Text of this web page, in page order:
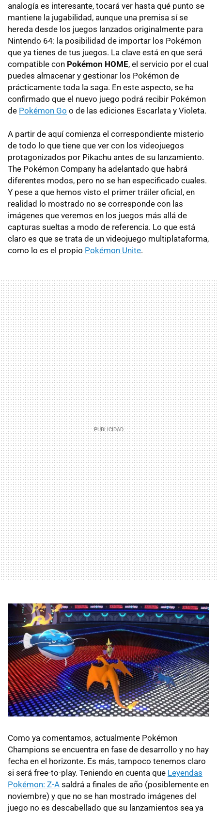
analogía es interesante, tocará ver hasta qué punto se
mantiene la jugabilidad, aunque una premisa sí se
hereda desde los juegos lanzados originalmente para
Nintendo 64: la posibilidad de importar los Pokémon
que ya tienes de tus juegos. La clave está en que será
compatible con Pokémon HOME, el servicio por el cual
puedes almacenar y gestionar los Pokémon de
prácticamente toda la saga. En este aspecto, se ha
confirmado que el nuevo juego podrá recibir Pokémon
de Pokémon Go o de las ediciones Escarlata y Violeta.
A partir de aquí comienza el correspondiente misterio
de todo lo que tiene que ver con los videojuegos
protagonizados por Pikachu antes de su lanzamiento.
The Pokémon Company ha adelantado que habrá
diferentes modos, pero no se han especificado cuales.
Y pese a que hemos visto el primer tráiler oficial, en
realidad lo mostrado no se corresponde con las
imágenes que veremos en los juegos más allá de
capturas sueltas a modo de referencia. Lo que está
claro es que se trata de un videojuego multiplataforma,
como lo es el propio Pokémon Unite.
Como ya comentamos, actualmente Pokémon
Champions se encuentra en fase de desarrollo y no hay
fecha en el horizonte. Es más, tampoco tenemos claro
si será free-to-play. Teniendo en cuenta que Leyendas
Pokémon: Z-A saldrá a finales de año (posiblemente en
noviembre) y que no se han mostrado imágenes del
juego no es descabellado que su lanzamientos sea ya